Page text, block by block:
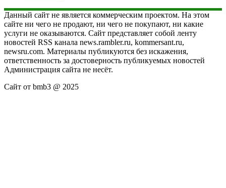
Данный сайт не является коммерческим проектом. На этом
сайте ни чего не продают, ни чего не покупают, ни какие
услуги не оказываются. Сайт представляет собой ленту
новостей RSS канала news.rambler.ru, kommersant.ru,
newsru.com. Материалы публикуются без искажения,
ответственность за достоверность публикуемых новостей
Администрация сайта не несёт.
Сайт от bmb3 @ 2025